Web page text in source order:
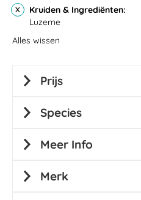
Kruiden & Ingrediënten
Luzerne
Alles wissen
Prijs
Species
Meer Info
Merk